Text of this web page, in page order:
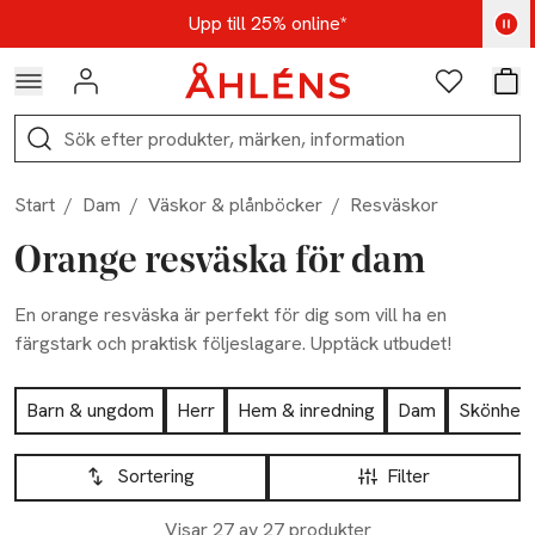
Hoppa till navigationsmenynUpp till 25% online*
Kod: AUG25 - Shoppa nu
Logga in Favoriter
Sök
Start / Dam / Väskor & plånböcker / Resväskor
Orange resväska för dam
En orange resväska är perfekt för dig som vill ha en
färgstark och praktisk följeslagare. Upptäck utbudet!
Hoppa till produktsidan
Barn & ungdom Herr Hem & inredning Dam
Skönhet
Hoppa till produktsidan
Filter
Sortering
Lista över produkter